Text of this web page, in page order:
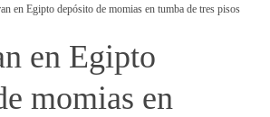
en Egipto depósito de momias en tumba de tres pisos
en Egipto
momias en